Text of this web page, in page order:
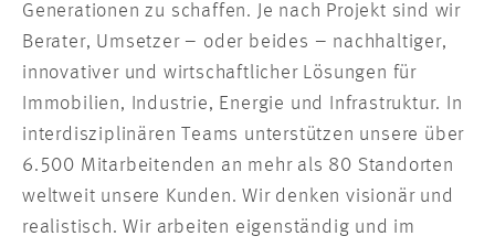
Generationen zu schaffen. Je nach Projekt sind wir
Berater, Umsetzer – oder beides – nachhaltiger,
innovativer und wirtschaftlicher Lösungen für
Immobilien, Industrie, Energie und Infrastruktur. In
interdisziplinären Teams unterstützen unsere über
6.500 Mitarbeitenden an mehr als 80 Standorten
weltweit unsere Kunden. Wir denken visionär und
realistisch. Wir arbeiten eigenständig und im